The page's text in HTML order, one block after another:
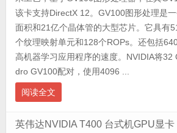
该卡支持DirectX 12。GV100图形处理是
面积和21亿个晶体管的大型芯片。它具有
个纹理映射单元和128个ROPs。还包括
高机器学习应用程序的速度。NVIDIA将32
dro GV100配对，使用4096 ...
阅读全文
英伟达NVIDIA T400 台式机GPU显